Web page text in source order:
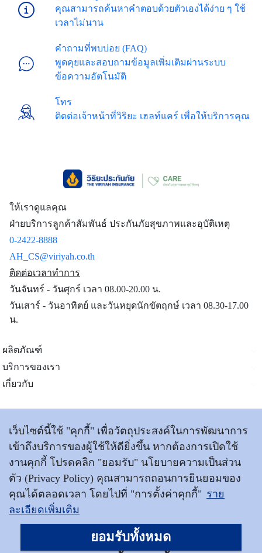
คุณสามารถค้นหาคำตอบด้วยตัวเองได้ง่าย ๆ ใช้
เวลาไม่นาน
คำถามที่พบบ่อย (FAQ)
พูดคุยและสอบถามข้อมูลเพิ่มเติมผ่านระบบ
ข้อความอัตโนมัติ
โทร
ติดต่อเจ้าหน้าที่วิริยะ เฮลท์แคร์ เพื่อให้บริการคุณ
ให้เราดูแลคุณ
ฝ่ายบริการลูกค้าสัมพันธ์ ประกันภัยสุขภาพและอุบัติเหตุ
0-2422-8888
AH_CS@viriyah.co.th
ติดต่อเวลาทำการ
วันจันทร์ - วันศุกร์ เวลา 08.00-20.00 น.
วันเสาร์ - วันอาทิตย์ และวันหยุดนักขัตฤกษ์ เวลา 08.30-17.00
น.
ผลิตภัณฑ์
บริการของเรา
เกี่ยวกับ
ข้อตกลงและเงื่อนไขการใช้บริการ|นโยบายการคุ้มครอง
ข้อมูลส่วนบุคคล
| แผนผังเว็บไซต์ |เข้าสู่เว็บไซต์วิริยะประกันภัย
บริษัท วิริยะประกันภัย จำกัด (มหาชน)
เว็บไซต์นี้ใช้ "คุกกี้" เพื่อวัตถุประสงค์ในการพัฒนาการ
เข้าถึงบริการของผู้ใช้ให้ดียิ่งขึ้น หากต้องการเปิดใช้
งานคุกกี้ โปรดคลิก "ยอมรับ" นโยบายความเป็นส่วน
ตัว (Privacy Policy) คุณสามารถถอนการยินยอมของ
คุณได้ตลอดเวลา โดยไปที่ "การตั้งค่าคุกกี้" ราย
ละเอียดเพิ่มเติม
ยอมรับทั้งหมด